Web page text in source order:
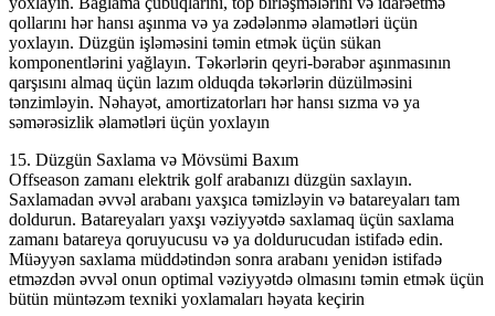
qollarını hər hansı aşınma və ya zədələnmə əlamətləri üçün
yoxlayın. Düzgün işləməsini təmin etmək üçün sükan
komponentlərini yağlayın. Təkərlərin qeyri-bərabər aşınmasının
qarşısını almaq üçün lazım olduqda təkərlərin düzülməsini
tənzimləyin. Nəhayət, amortizatorları hər hansı sızma və ya
səmərəsizlik əlamətləri üçün yoxlayın
15. Düzgün Saxlama və Mövsümi Baxım
Offseason zamanı elektrik golf arabanızı düzgün saxlayın.
Saxlamadan əvvəl arabanı yaxşıca təmizləyin və batareyaları tam
doldurun. Batareyaları yaxşı vəziyyətdə saxlamaq üçün saxlama
zamanı batareya qoruyucusu və ya doldurucudan istifadə edin.
Müəyyən saxlama müddətindən sonra arabanı yenidən istifadə
etməzdən əvvəl onun optimal vəziyyətdə olmasını təmin etmək üçün
bütün müntəzəm texniki yoxlamaları həyata keçirin